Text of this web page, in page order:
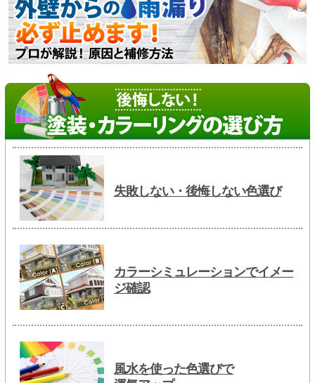
失敗しない・後悔しない色選び
カラーシミュレーションでイメー
ジ確認
風水を使った色選びで